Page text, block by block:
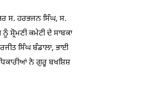
ਸ. ਹਰਭਜਨ ਸਿੰਘ, ਸ.
ਕਮੇਟੀ ਦੇ ਸਾਬਕਾ
ਸਿੰਘ ਬੰਡਾਲਾ, ਭਾਈ
ਨੇ ਗੁਰੂ ਬਖਸ਼ਿਸ਼